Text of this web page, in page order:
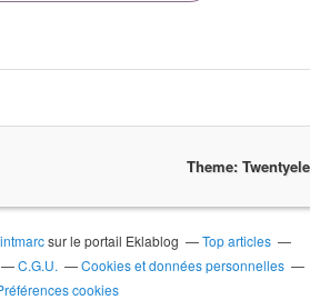
Theme:
sur le portail Eklablog
Top articles
C.G.U.
Cookies et données personnelles
cookies